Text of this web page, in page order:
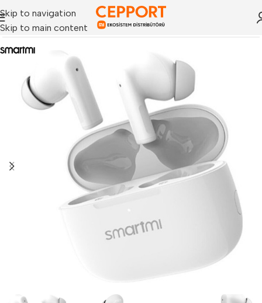
Skip to navigation
Skip to main content